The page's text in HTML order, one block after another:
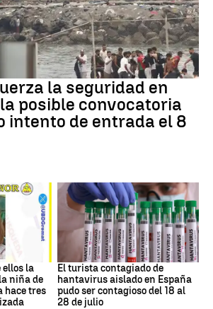
la seguridad en
posible convocatoria
intento de entrada el 8
ellos la
niña de
hace tres
Hantavirus
El turista contagiado de
hantavirus aislado en España
pudo ser contagioso del 18 al
28 de julio